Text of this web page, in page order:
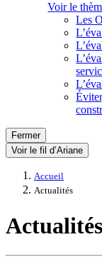
Voir le
Les
Fermer
Voir le fil d’Ariane
Accueil
Actualités
Actualités